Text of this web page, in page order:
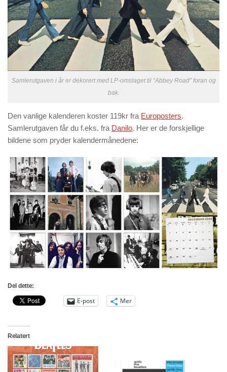
Samlerutgaven i år er dekorert med LP-omslaget til “Abbey Road” foran og
bak.
Den vanlige kalenderen koster 119kr fra Europosters.
Samlerutgaven får du f.eks. fra Danilo. Her er de forskjellige
bildene som pryder kalendermånedene:
Del dette:
E-post Mer
Relatert